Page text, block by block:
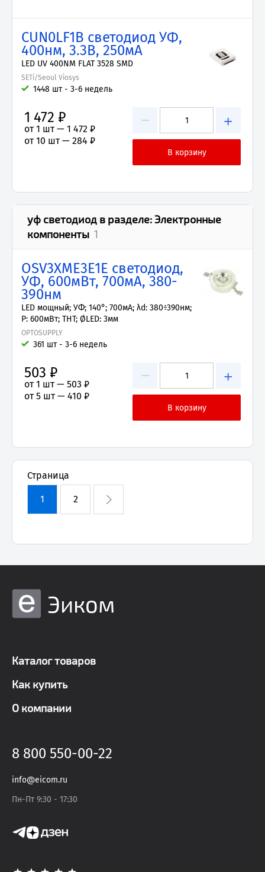
CUN0LF1B светодиод УФ,
400нм, 3.3В, 250мА
LED UV 400NM FLAT 3528 SMD
SETi/Seoul Viosys
1448 шт - 3-6 недель
− +
1 472 ₽
от 1 шт — 1 472 ₽
от 10 шт — 284 ₽
уф светодиод в разделе:Электронные
компоненты 1
OSV3XME3E1E светодиод,
УФ, 600мВт, 700мА, 380-
390нм
LED мощный; УФ; 140°; 700мА; λd: 380÷390нм;
P: 600мВт; THT; ØLED: 3мм
OPTOSUPPLY
361 шт - 3-6 недель
− +
503 ₽
от 1 шт — 503 ₽
от 5 шт — 410 ₽
Страница
1 2
Эиком
Каталог товаров
Как купить
О компании
8 800 550-00-22
info@eicom.ru
Пн-Пт 9:30 - 17:30